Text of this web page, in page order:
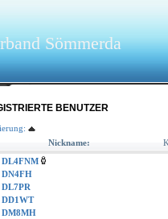
Sömmerda
BENUTZER
Nickname:
DL4FNM
DN4FH
DL7PR
DD1WT
DM8MH